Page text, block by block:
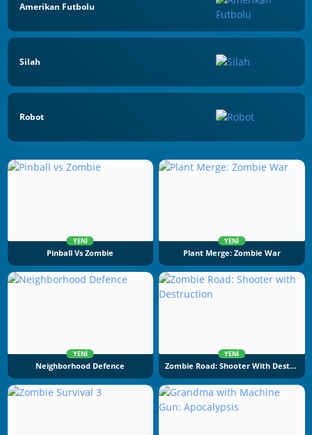
Amerikan Futbolu
Silah
Robot
YENI
Pinball Vs Zombie
YENI
Plant Merge: Zombie War
YENI
Neighborhood Defence
YENI
Zombie Road: Shooter With Destruction